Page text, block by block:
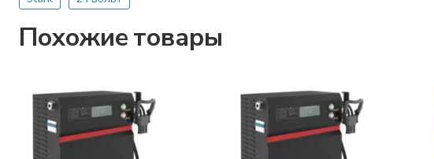
Похожие товары